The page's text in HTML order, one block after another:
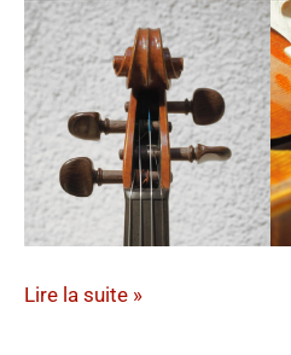
Anonyme,
Lire la suite »